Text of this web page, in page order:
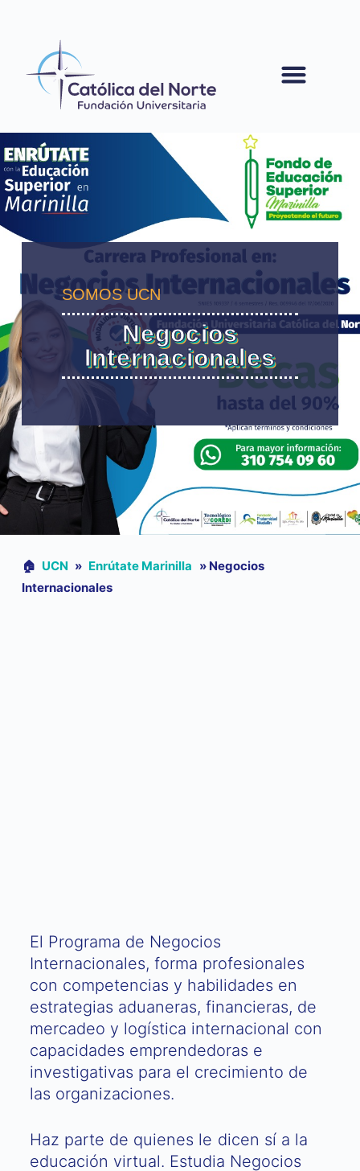
SOMOS UCN
Negocios
Internacionales
🏠︎ UCN » Enrútate Marinilla » Negocios
Internacionales
El Programa de Negocios
Internacionales, forma profesionales
con competencias y habilidades en
estrategias aduaneras, financieras, de
mercadeo y logística internacional con
capacidades emprendedoras e
investigativas para el crecimiento de
las organizaciones.
Haz parte de quienes le dicen sí a la
educación virtual. Estudia Negocios